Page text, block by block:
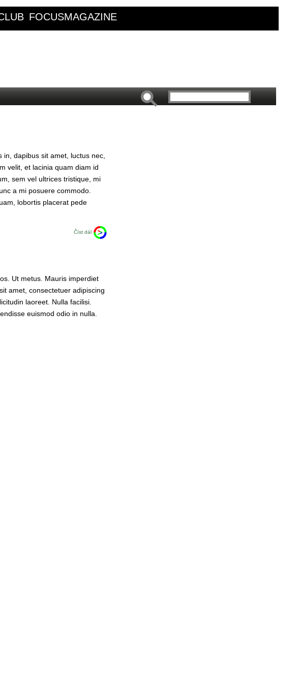
FOCUSMAGAZINE
dapibus sit amet, luctus nec,
velit, et lacinia quam diam id
sem vel ultrices tristique, mi
a mi posuere commodo.
lobortis placerat pede
Číst dál
Ut metus. Mauris imperdiet
amet, consectetuer adipiscing
laoreet. Nulla facilisi.
euismod odio in nulla.